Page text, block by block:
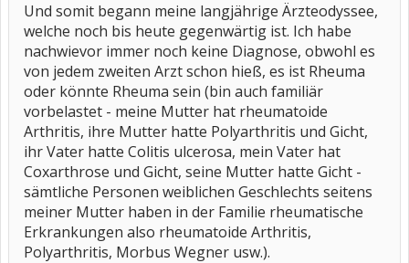
Und somit begann meine langjährige Ärzteodyssee,
welche noch bis heute gegenwärtig ist. Ich habe
nachwievor immer noch keine Diagnose, obwohl es
von jedem zweiten Arzt schon hieß, es ist Rheuma
oder könnte Rheuma sein (bin auch familiär
vorbelastet - meine Mutter hat rheumatoide
Arthritis, ihre Mutter hatte Polyarthritis und Gicht,
ihr Vater hatte Colitis ulcerosa, mein Vater hat
Coxarthrose und Gicht, seine Mutter hatte Gicht -
sämtliche Personen weiblichen Geschlechts seitens
meiner Mutter haben in der Familie rheumatische
Erkrankungen also rheumatoide Arthritis,
Polyarthritis, Morbus Wegner usw.).